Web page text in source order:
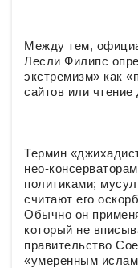
Между тем,
Лесли Филипс
экстремизм» как
сайтов или
Термин
нео-
политиками;
считают его
Обычно он
который не
правительство
«умеренным